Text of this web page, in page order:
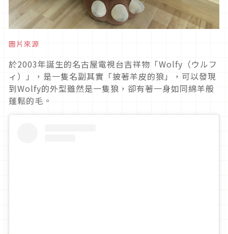
圖片來源
於2003年誕生的名古屋電視台吉祥物「Wolfy（ウルフ
ィ）」，是一隻名副其實「披著羊皮的狼」，可以發現
到Wolfy的外型雖然是一隻狼，卻有著一身如同綿羊般
蓬鬆的毛。